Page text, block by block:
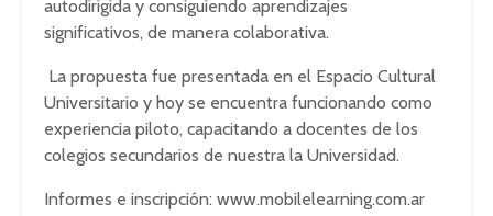
autodirigida y consiguiendo aprendizajes
significativos, de manera colaborativa.
La propuesta fue presentada en el Espacio Cultural
Universitario y hoy se encuentra funcionando como
experiencia piloto, capacitando a docentes de los
colegios secundarios de nuestra la Universidad.
Informes e inscripción: www.mobilelearning.com.ar